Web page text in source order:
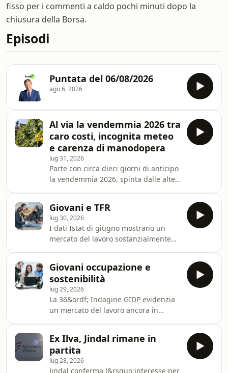
fisso per i commenti a caldo pochi minuti dopo la
chiusura della Borsa.
Episodi
Puntata del 06/08/2026
ago 6, 2026
Al via la vendemmia 2026 tra
caro costi, incognita meteo
e carenza di manodopera
lug 31, 2026
Parte con circa dieci giorni di anticipo
la vendemmia 2026, spinta dalle alte
parla della raccolta &quot;pi&ugrave;
incerta di sempre&quot;: da un lato si
prospetta una qualit&agrave;
eccellente, favorita anche dal ridotto
rischio di peronospora, dall&#39;altro
pesano le incognite legate a
siccit&agrave;, grandinate e
cambiament
Giovani e TFR
lug 30, 2026
I dati Istat di giugno mostrano un
mercato del lavoro sostanzialmente
cerca di lavoro e un rialzo del tasso di
disoccupazione, soprattutto tra i
giovani, che raggiunge il 18,4%.
Nonostante su base annua gli
occupati siano in crescita, il quadro
riporta al centro il tema
dell&#39;occupazione giovanile e
delle prospettive previden
Giovani occupazione e
sostenibilità
lug 29, 2026
La 36&ordf; Indagine GIDP evidenzia
un mercato del lavoro ancora in
STEM e tecnico-specialistiche, mentre
cresce l&rsquo;attenzione delle
imprese al potenziale dei candidati
Ex Ilva, Jindal rimane in
partita
lug 28, 2026
Jindal conferma l&rsquo;interesse per